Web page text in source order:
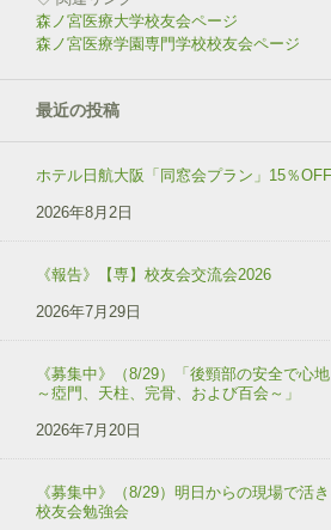
森ノ宮医療大学校友会ページ
森ノ宮医療学園専門学校校友会ページ
最近の投稿
ホテル日航大阪「同窓会プラン」15％
2026年8月2日
《報告》【専】校友会交流会2026
2026年7月29日
《募集中》（8/29）「後頸部の安全で心
～瘂門、天柱、完骨、および百会～」
2026年7月20日
《募集中》（8/29）明日からの現場で活
校友会勉強会